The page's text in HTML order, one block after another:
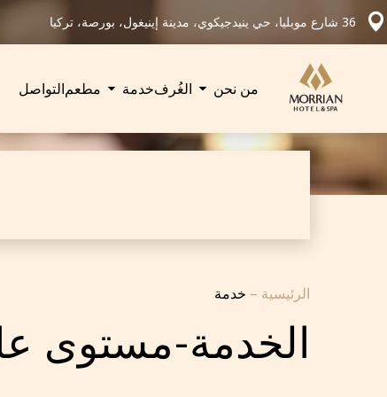
36 شارع موبليا، حي ينيدجيكوي، مدينة إينيغول، بورصة، تركيا
من نحن الغُرفخدمة مطعمالتواصل
الرئيسية – خدمة
الخدمة-مستوى